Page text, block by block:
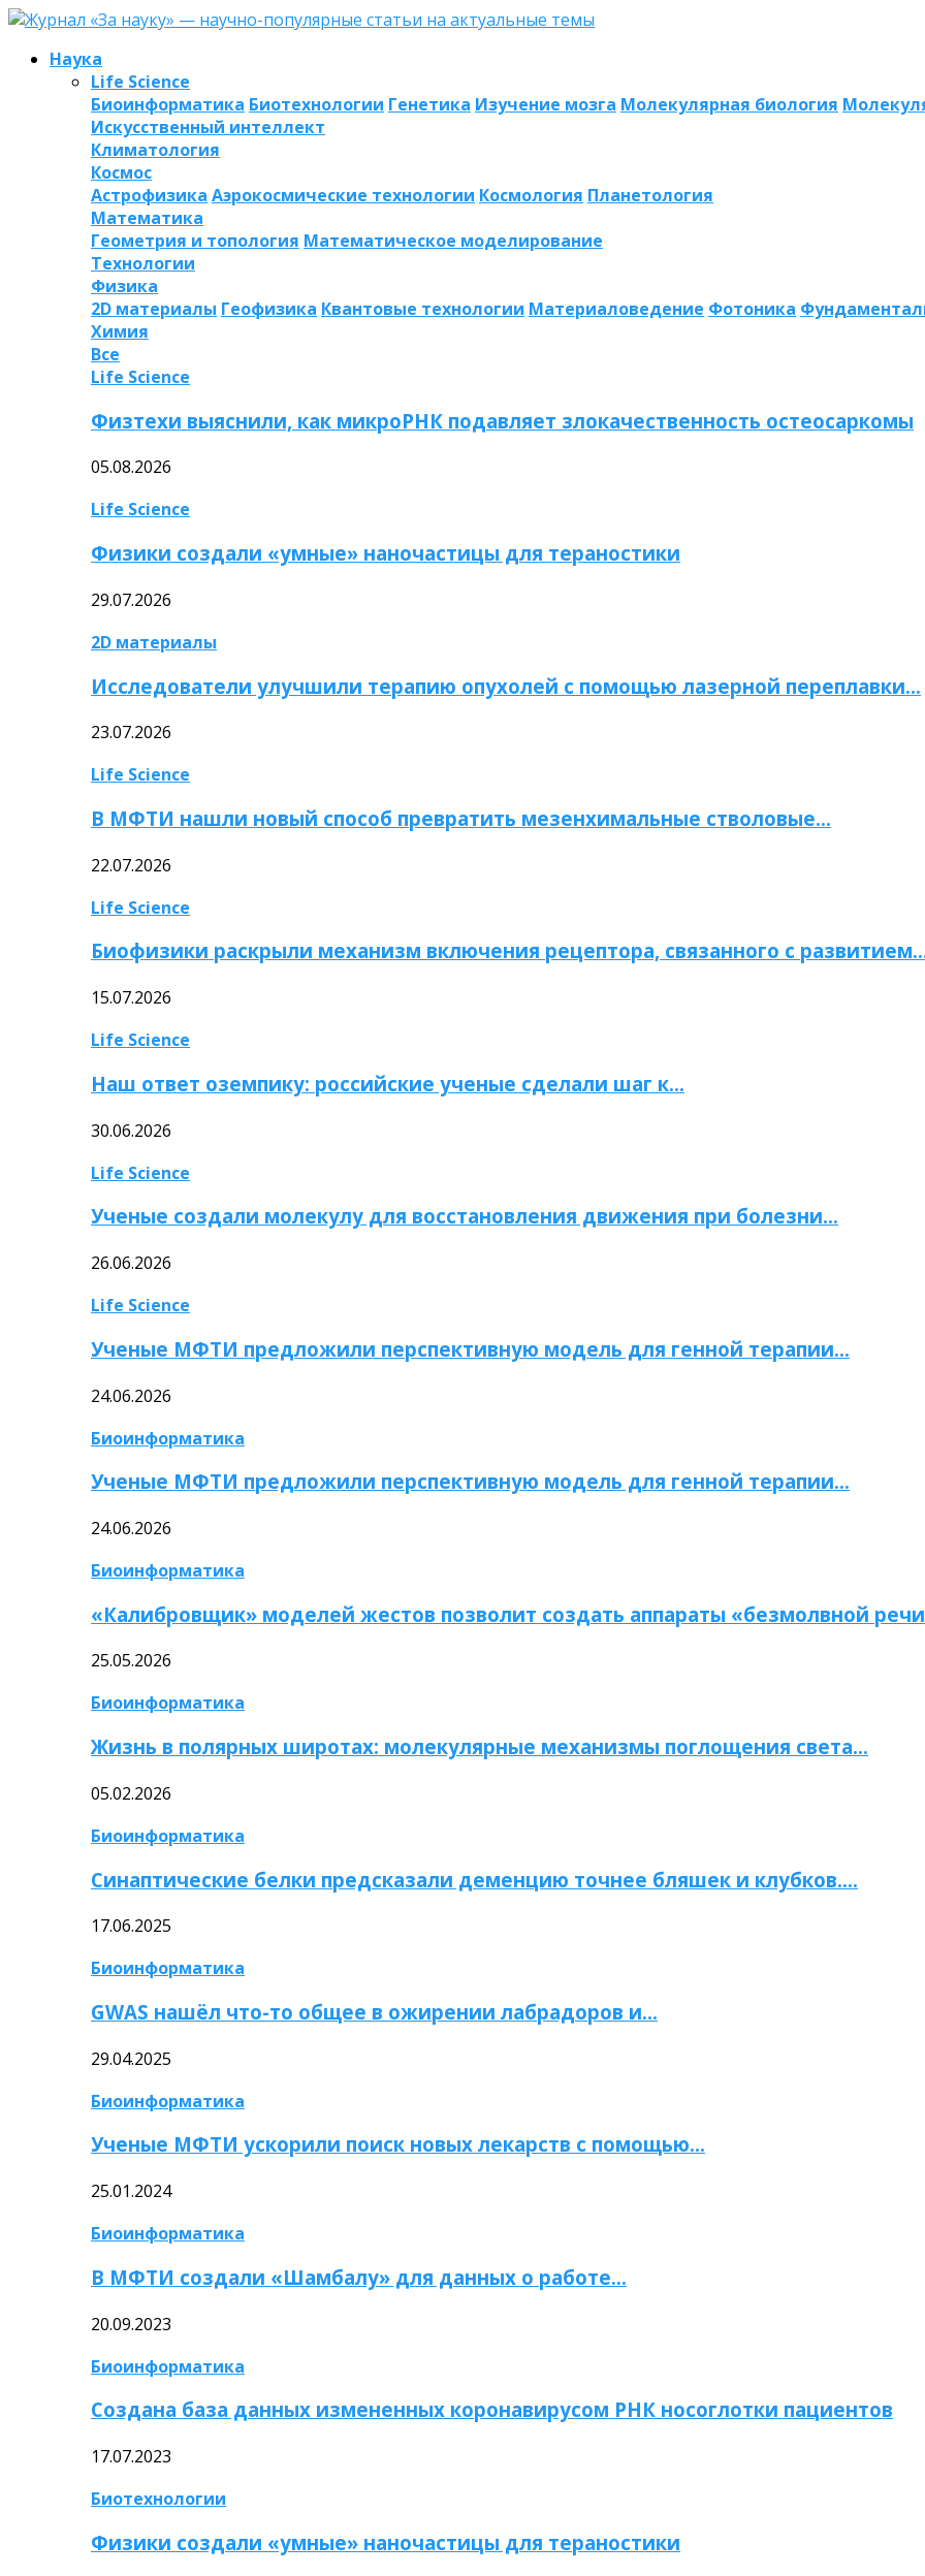
Наука
Life Science
Биоинформатика Биотехнологии Генетика Изучение мозга Молекулярная биология
Искусственный интеллект
Климатология
Космос
Астрофизика Аэрокосмические технологии Космология Планетология
Математика
Геометрия и топология Математическое моделирование
Технологии
Физика
2D материалы Геофизика Квантовые технологии Материаловедение Фотоника
Химия
Все
Life Science
Физтехи выяснили, как микроРНК подавляет злокачественность остеосаркомы
05.08.2026
Life Science
Физики создали «умные» наночастицы для тераностики
29.07.2026
2D материалы
Исследователи улучшили терапию опухолей с помощью лазерной переплавки…
23.07.2026
Life Science
В МФТИ нашли новый способ превратить мезенхимальные стволовые…
22.07.2026
Life Science
Биофизики раскрыли механизм включения рецептора, связанного с
15.07.2026
Life Science
Наш ответ оземпику: российские ученые сделали шаг к…
30.06.2026
Life Science
Ученые создали молекулу для восстановления движения при болезни…
26.06.2026
Life Science
Ученые МФТИ предложили перспективную модель для генной терапии…
24.06.2026
Биоинформатика
Ученые МФТИ предложили перспективную модель для генной терапии…
24.06.2026
Биоинформатика
«Калибровщик» моделей жестов позволит создать аппараты «безмолвной
25.05.2026
Биоинформатика
Жизнь в полярных широтах: молекулярные механизмы поглощения света…
05.02.2026
Биоинформатика
Синаптические белки предсказали деменцию точнее бляшек и клубков….
17.06.2025
Биоинформатика
GWAS нашёл что-то общее в ожирении лабрадоров и…
29.04.2025
Биоинформатика
Ученые МФТИ ускорили поиск новых лекарств с помощью…
25.01.2024
Биоинформатика
В МФТИ создали «Шамбалу» для данных о работе…
20.09.2023
Биоинформатика
Создана база данных измененных коронавирусом РНК носоглотки пациентов
17.07.2023
Биотехнологии
Физики создали «умные» наночастицы для тераностики